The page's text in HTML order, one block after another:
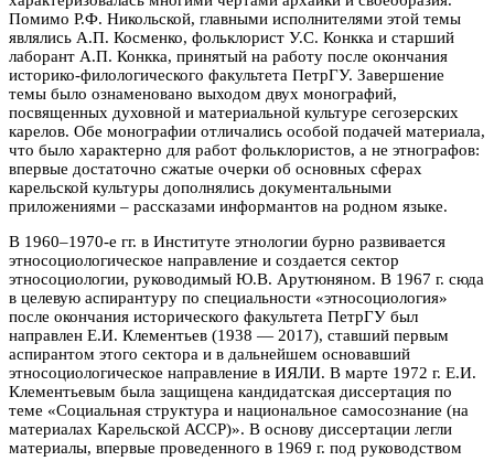
Помимо Р.Ф. Никольской, главными исполнителями этой темы
являлись А.П. Косменко, фольклорист У.С. Конкка и старший
лаборант А.П. Конкка, принятый на работу после окончания
историко-филологического факультета ПетрГУ. Завершение
темы было ознаменовано выходом двух монографий,
посвященных духовной и материальной культуре сегозерских
карелов. Обе монографии отличались особой подачей материала,
что было характерно для работ фольклористов, а не этнографов:
впервые достаточно сжатые очерки об основных сферах
карельской культуры дополнялись документальными
приложениями – рассказами информантов на родном языке.
В 1960–1970-е гг. в Институте этнологии бурно развивается
этносоциологическое направление и создается сектор
этносоциологии, руководимый Ю.В. Арутюняном. В 1967 г. сюда
в целевую аспирантуру по специальности «этносоциология»
после окончания исторического факультета ПетрГУ был
направлен Е.И. Клементьев (1938 — 2017), ставший первым
аспирантом этого сектора и в дальнейшем основавший
этносоциологическое направление в ИЯЛИ. В марте 1972 г. Е.И.
Клементьевым была защищена кандидатская диссертация по
теме «Социальная структура и национальное самосознание (на
материалах Карельской АССР)». В основу диссертации легли
материалы, впервые проведенного в 1969 г. под руководством